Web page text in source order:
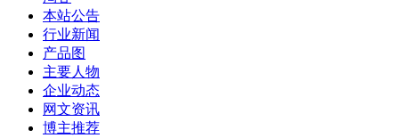
本站公告
行业新闻
产品图
主要人物
企业动态
网文资讯
博主推荐